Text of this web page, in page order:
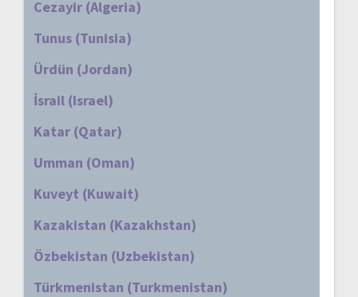
Cezayir (Algeria)
Tunus (Tunisia)
Ürdün (Jordan)
İsrail (Israel)
Katar (Qatar)
Umman (Oman)
Kuveyt (Kuwait)
Kazakistan (Kazakhstan)
Özbekistan (Uzbekistan)
Türkmenistan (Turkmenistan)